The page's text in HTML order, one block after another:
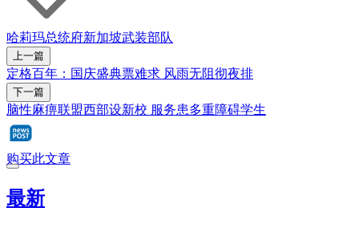
哈莉玛总统府新加坡武装部队
上一篇
定格百年：国庆盛典票难求 风雨无阻彻夜排
下一篇
脑性麻痹联盟西部设新校 服务患多重障碍学生
购买此文章
最新